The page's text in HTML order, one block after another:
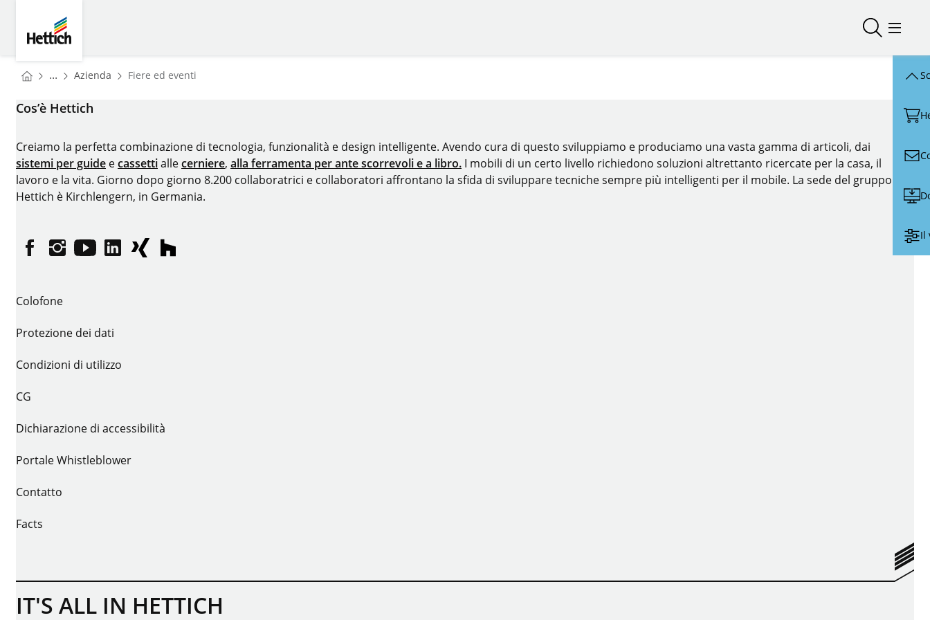
Aprire/Menu
Il
You are here:
Homepage
... Azienda Homepage
Fiere ed eventi
Cos’è Hettich
Creiamo la perfetta combinazione di tecnologia, funzionalità e design intelligente. Avendo cura di questo sviluppiamo e produciamo una vasta gamma di articoli, dai
sistemi per guide ecassettiallecerniere, alla ferramenta per ante scorrevoli e a libro. I mobili di un certo livello richiedono soluzioni altrettanto ricercate per la casa, il
lavoro e la vita. Giorno dopo giorno 8.200 collaboratrici e collaboratori affrontano la sfida di sviluppare tecniche sempre più intelligenti per il mobile. La sede del gruppo
Hettich è Kirchlengern, in Germania.
FacebookInstagram
YouTubeLinkedInXINGhouzz
Colofone
Protezione dei dati
Condizioni di utilizzo
CG
Dichiarazione di accessibilità
Portale Whistleblower
Contatto
Facts
IT'S ALL IN HETTICH